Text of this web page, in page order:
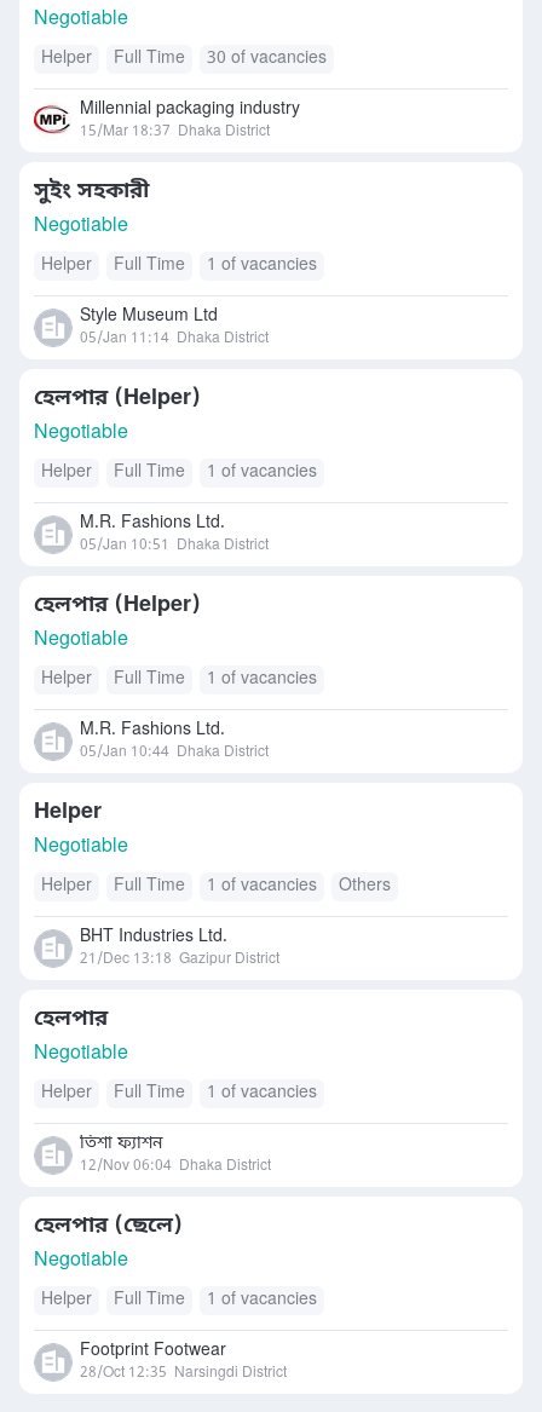
Negotiable
Helper Full Time 30 of vacancies
Millennial packaging industry
15/Mar 18:37 Dhaka District
সুইং সহকারী
Negotiable
Helper Full Time 1 of vacancies
Style Museum Ltd
05/Jan 11:14 Dhaka District
হেলপার (Helper)
Negotiable
Helper Full Time 1 of vacancies
M.R. Fashions Ltd.
05/Jan 10:51 Dhaka District
হেলপার (Helper)
Negotiable
Helper Full Time 1 of vacancies
M.R. Fashions Ltd.
05/Jan 10:44 Dhaka District
Helper
Negotiable
Helper Full Time 1 of vacancies Others
BHT Industries Ltd.
21/Dec 13:18 Gazipur District
হেলপার
Negotiable
Helper Full Time 1 of vacancies
তিশা ফ্যাশন
12/Nov 06:04 Dhaka District
হেলপার (ছেলে)
Negotiable
Helper Full Time 1 of vacancies
Footprint Footwear
28/Oct 12:35 Narsingdi District